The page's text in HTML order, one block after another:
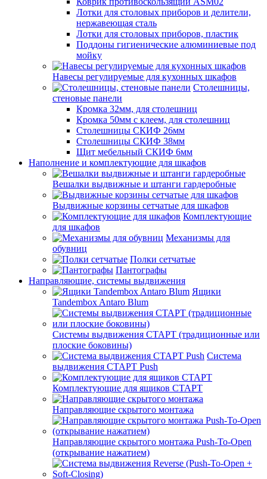
Лотки для столовых приборов и делители,
нержавеющая сталь
Лотки для столовых приборов, пластик
Поддоны гигиенические алюминиевые под
мойку
Навесы регулируемые для кухонных шкафов
Столешницы,
стеновые панели
Кромка 32мм, для столешниц
Кромка 50мм с клеем, для столешниц
Столешницы СКИФ 26мм
Столешницы СКИФ 38мм
Щит мебельный СКИФ 6мм
Наполнение и комплектующие для шкафов
Вешалки выдвижные и штанги гардеробные
Выдвижные корзины сетчатые для шкафов
Комплектующие
для шкафов
Механизмы для
обувниц
Полки сетчатые
Пантографы
Направляющие, системы выдвижения
Ящики
Tandembox Antaro Blum
Системы выдвижения СТАРТ (традиционные или
плоские боковины)
Система
выдвижения СТАРТ Push
Комплектующие для ящиков СТАРТ
Направляющие скрытого монтажа
Направляющие скрытого монтажа Push-To-Open
(открывание нажатием)